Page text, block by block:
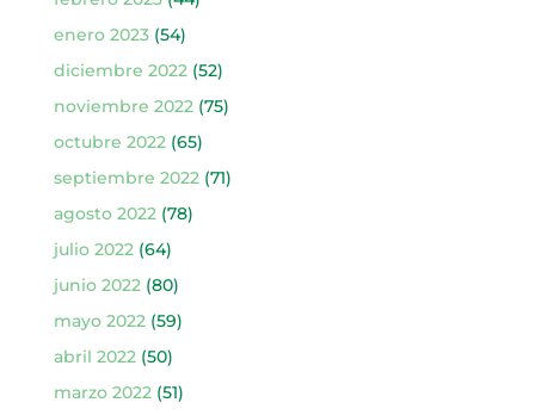
enero 2023(54)
diciembre 2022 (52)
noviembre 2022 (75)
octubre 2022 (65)
septiembre 2022 (71)
agosto 2022 (78)
julio 2022 (64)
junio 2022 (80)
mayo 2022 (59)
abril 2022 (50)
marzo 2022 (51)